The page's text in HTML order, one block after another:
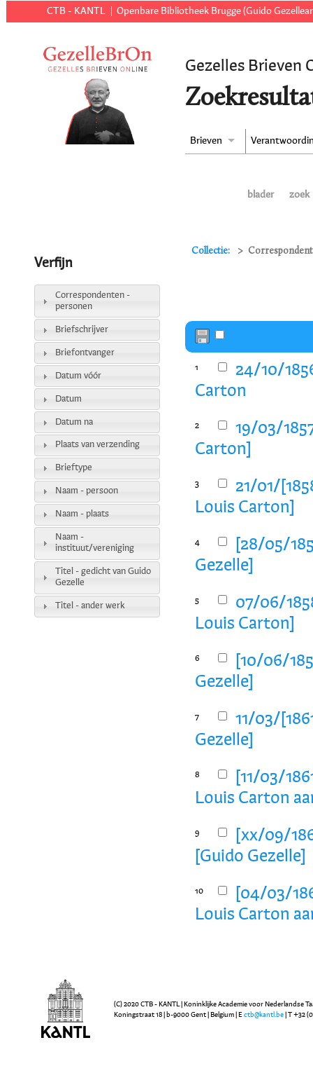
CTB - KANTL Openbare Bibliotheek Brugge (Guido
Gezelles Brieven
Brieven
blader zoek
Collectie:
1
24/10/
Carton
2
19/03/
Carton]
3
21/01/
Louis Carton]
4
[28/05/
Gezelle]
5
07/06/
Louis Carton]
6
[10/06/
Gezelle]
7
11/03/
Gezelle]
8
[11/03/
Louis Carton
9
[xx/09/
[Guido Gezelle]
10
[04/03/
Louis Carton
Verfijn
Correspondenten -
personen
Briefschrijver
Briefontvanger
Datum vóór
Datum
Datum na
Plaats van verzending
Brieftype
Naam - persoon
Naam - plaats
Naam -
instituut/vereniging
Titel - gedicht van Guido
Gezelle
Titel - ander werk
(C) 2020 CTB - KANTL | Koninklijke Academie voor Nederlandse
Koningstraat 18 | b-9000 Gent | Belgium | E ctb@kantl.be | T +32